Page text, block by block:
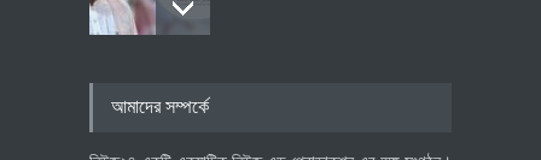
আমাদের সম্পর্কে